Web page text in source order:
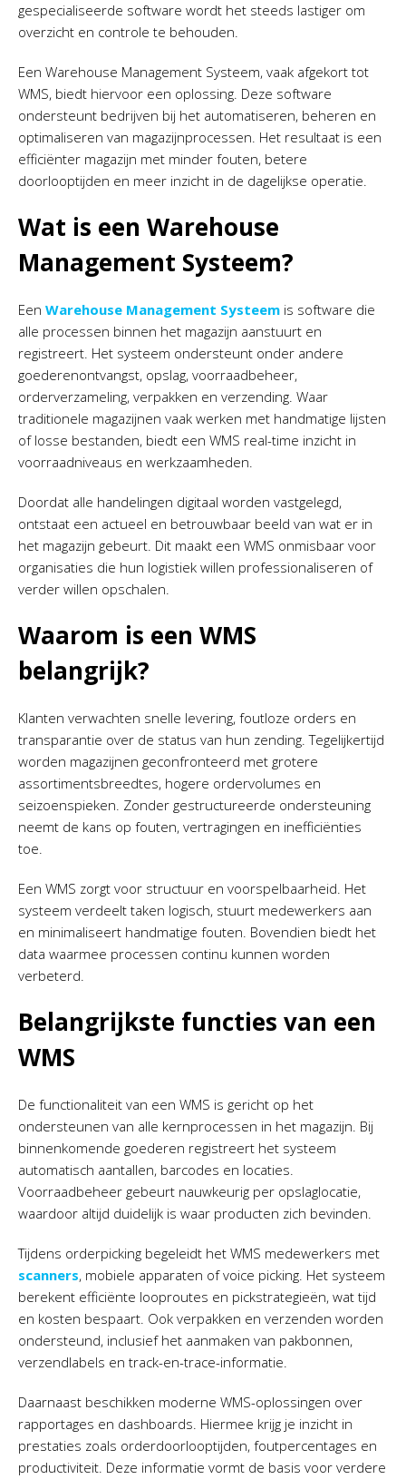
gespecialiseerde software wordt het steeds lastiger om
overzicht en controle te behouden.
Een Warehouse Management Systeem, vaak afgekort tot
WMS, biedt hiervoor een oplossing. Deze software
ondersteunt bedrijven bij het automatiseren, beheren en
optimaliseren van magazijnprocessen. Het resultaat is een
efficiënter magazijn met minder fouten, betere
doorlooptijden en meer inzicht in de dagelijkse operatie.
Wat is een Warehouse
Management Systeem?
Een Warehouse Management Systeem is software die
alle processen binnen het magazijn aanstuurt en
registreert. Het systeem ondersteunt onder andere
goederenontvangst, opslag, voorraadbeheer,
orderverzameling, verpakken en verzending. Waar
traditionele magazijnen vaak werken met handmatige lijsten
of losse bestanden, biedt een WMS real-time inzicht in
voorraadniveaus en werkzaamheden.
Doordat alle handelingen digitaal worden vastgelegd,
ontstaat een actueel en betrouwbaar beeld van wat er in
het magazijn gebeurt. Dit maakt een WMS onmisbaar voor
organisaties die hun logistiek willen professionaliseren of
verder willen opschalen.
Waarom is een WMS
belangrijk?
Klanten verwachten snelle levering, foutloze orders en
transparantie over de status van hun zending. Tegelijkertijd
worden magazijnen geconfronteerd met grotere
assortimentsbreedtes, hogere ordervolumes en
seizoenspieken. Zonder gestructureerde ondersteuning
neemt de kans op fouten, vertragingen en inefficiënties
toe.
Een WMS zorgt voor structuur en voorspelbaarheid. Het
systeem verdeelt taken logisch, stuurt medewerkers aan
en minimaliseert handmatige fouten. Bovendien biedt het
data waarmee processen continu kunnen worden
verbeterd.
Belangrijkste functies van een
WMS
De functionaliteit van een WMS is gericht op het
ondersteunen van alle kernprocessen in het magazijn. Bij
binnenkomende goederen registreert het systeem
automatisch aantallen, barcodes en locaties.
Voorraadbeheer gebeurt nauwkeurig per opslaglocatie,
waardoor altijd duidelijk is waar producten zich bevinden.
Tijdens orderpicking begeleidt het WMS medewerkers met
scanners, mobiele apparaten of voice picking. Het systeem
berekent efficiënte looproutes en pickstrategieën, wat tijd
en kosten bespaart. Ook verpakken en verzenden worden
ondersteund, inclusief het aanmaken van pakbonnen,
verzendlabels en track-en-trace-informatie.
Daarnaast beschikken moderne WMS-oplossingen over
rapportages en dashboards. Hiermee krijg je inzicht in
prestaties zoals orderdoorlooptijden, foutpercentages en
productiviteit. Deze informatie vormt de basis voor verdere